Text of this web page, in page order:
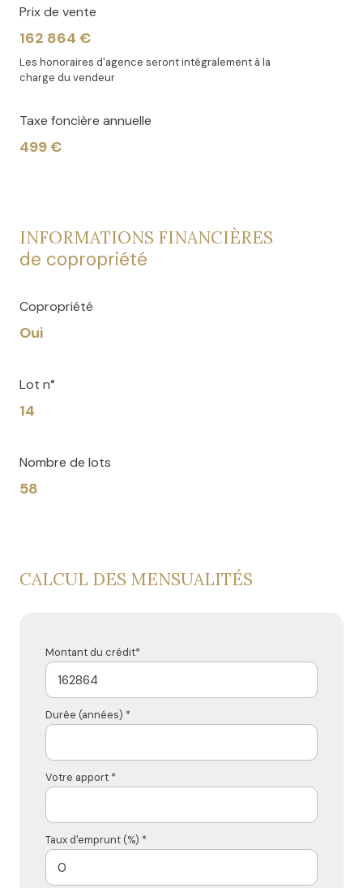
Prix de vente
162 864 €
Les honoraires d'agence seront intégralement à la
charge du vendeur
Taxe foncière annuelle
499 €
INFORMATIONS FINANCIÈRES
de copropriété
Copropriété
Oui
Lot n°
14
Nombre de lots
58
CALCUL DES MENSUALITÉS
Montant du crédit*
Durée (années) *
Votre apport *
Taux d'emprunt (%) *